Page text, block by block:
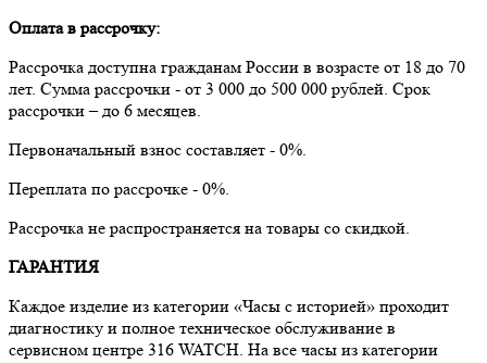
Оплата в рассрочку:
Рассрочка доступна гражданам России в возрасте от 18 до 70
лет. Сумма рассрочки - от 3 000 до 500 000 рублей. Срок
рассрочки – до 6 месяцев.
Первоначальный взнос составляет - 0%.
Переплата по рассрочке - 0%.
Рассрочка не распространяется на товары со скидкой.
ГАРАНТИЯ
Каждое изделие из категории «Часы с историей» проходит
диагностику и полное техническое обслуживание в
сервисном центре 316 WATCH. На все часы из категории